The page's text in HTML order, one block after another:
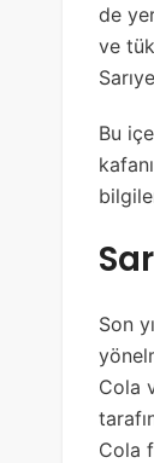
de
ve
Bu
Son
Cola
Cola